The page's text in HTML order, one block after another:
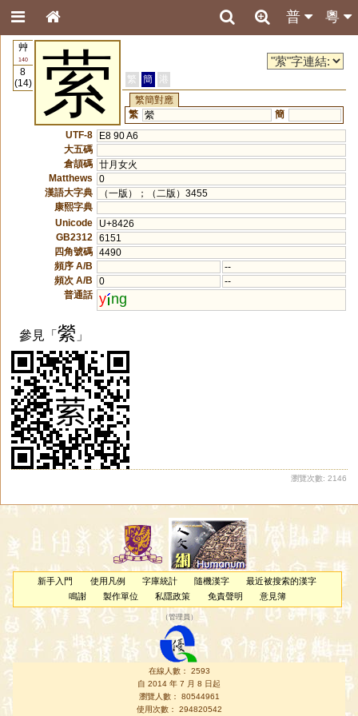
粵
普
艸
140
8
(14)
萦 繁 簡
港
繁簡對應
繁 縈
簡
UTF-8
E8 90 A6
大五碼
倉頡碼 廿月女火
Matthews
0
漢語大字典
（一版）；（二版）3455
康熙字典
Unicode
U+8426
GB2312
6151
四角號碼 4490
頻序 A/B
--
頻次 A/B
0
--
普通話 y ng
參見「縈 」
瀏覽次數: 2146
新手入門 使用凡例 字庫統計 隨機漢字
最近被搜索的漢字
鳴謝
製作單位 私隱政策 免責聲明 意見簿
（管理員 ）
在線人數： 2593
自 2014 年 7 月 8 日起
瀏覽人數： 80544961
使用次數： 294820542